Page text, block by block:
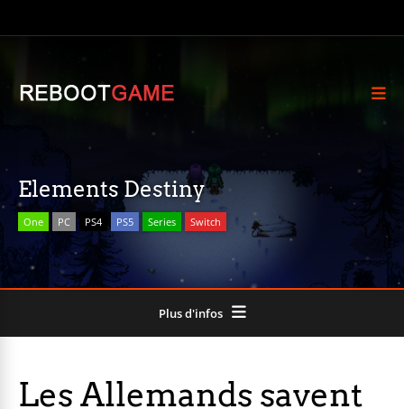
Elements Destiny
One PC PS4 PS5 Series Switch
Plus d'infos
Les Allemands savent